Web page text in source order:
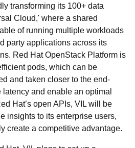
transforming its 100+ data
Cloud,' where a shared
of running multiple workloads
party applications across its
Red Hat OpenStack Platform is
pods, which can be
and taken closer to the end-
and enable an optimal
Hat’s open APIs, VIL will be
insights to its enterprise users,
create a competitive advantage.